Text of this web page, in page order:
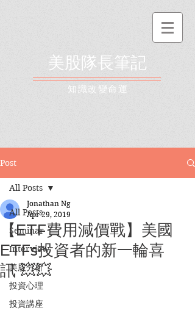
美股隊長筆記
​知識改變命運
Post
All Posts
Seminar
Interview
美股分析
投資心理
投資講座
All Posts
【ETF費用減價戰】美國
ETFs投資者的新一輪喜
訊 💥💥
Jonathan Ng
Apr 29, 2019